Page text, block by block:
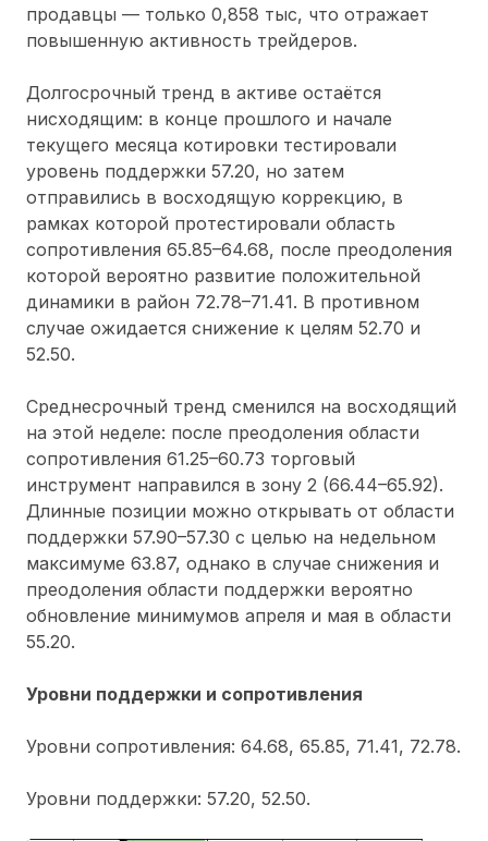
продавцы — только 0,858 тыс, что отражает
повышенную активность трейдеров.
Долгосрочный тренд в активе остаётся
нисходящим: в конце прошлого и начале
текущего месяца котировки тестировали
уровень поддержки 57.20, но затем
отправились в восходящую коррекцию, в
рамках которой протестировали область
сопротивления 65.85–64.68, после преодоления
которой вероятно развитие положительной
динамики в район 72.78–71.41. В противном
случае ожидается снижение к целям 52.70 и
52.50.
Среднесрочный тренд сменился на восходящий
на этой неделе: после преодоления области
сопротивления 61.25–60.73 торговый
инструмент направился в зону 2 (66.44–65.92).
Длинные позиции можно открывать от области
поддержки 57.90–57.30 с целью на недельном
максимуме 63.87, однако в случае снижения и
преодоления области поддержки вероятно
обновление минимумов апреля и мая в области
55.20.
Уровни поддержки и сопротивления
Уровни сопротивления: 64.68, 65.85, 71.41, 72.78.
Уровни поддержки: 57.20, 52.50.